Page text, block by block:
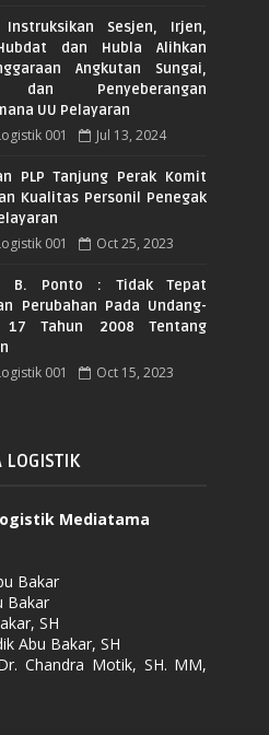
Instruksikan Sesjen, Irjen,
dan Hubla Alihkan
Angkutan Sungai,
dan Penyeberangan
UU Pelayaran
001 Jul 13, 2024
PLP Tanjung Perak Komit
Kualitas Personil Penegak
001 Oct 25, 2023
B. Ponto : Tidak Tepat
Perubahan Pada Undang-
17 Tahun 2008 Tentang
001 Oct 15, 2023
LOGISTIK
Mediatama
Bakar
Bakar
SH
Abu Bakar, SH
Chandra Motik, SH. MM,